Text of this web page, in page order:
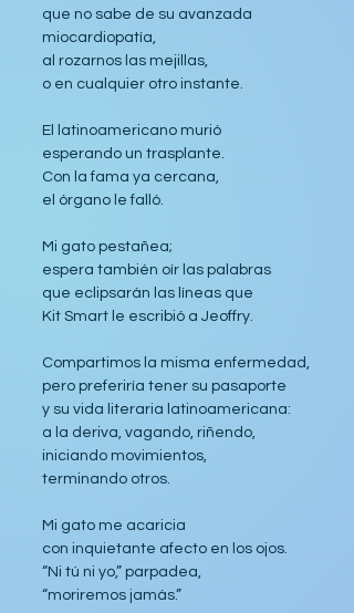
que no sabe de su avanzada
miocardiopatía,
al rozarnos las mejillas,
o en cualquier otro instante.
El latinoamericano murió
esperando un trasplante.
Con la fama ya cercana,
el órgano le falló.
Mi gato pestañea;
espera también oír las palabras
que eclipsarán las líneas que
Kit Smart le escribió a Jeoffry.
Compartimos la misma enfermedad,
pero preferiría tener su pasaporte
y su vida literaria latinoamericana:
a la deriva, vagando, riñendo,
iniciando movimientos,
terminando otros.
Mi gato me acaricia
con inquietante afecto en los ojos.
“Ni tú ni yo,” parpadea,
“moriremos jamás.”